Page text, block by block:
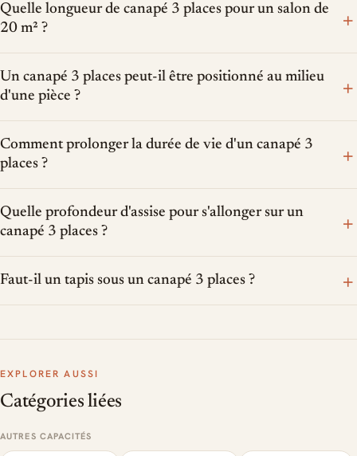
Quelle longueur de canapé 3 places pour un salon de
20 m² ?
+
Un canapé 3 places peut-il être positionné au milieu
d'une pièce ?
+
Comment prolonger la durée de vie d'un canapé 3
places ?
+
Quelle profondeur d'assise pour s'allonger sur un
canapé 3 places ?
+
Faut-il un tapis sous un canapé 3 places ? +
EXPLORER AUSSI
Catégories liées
AUTRES CAPACITÉS